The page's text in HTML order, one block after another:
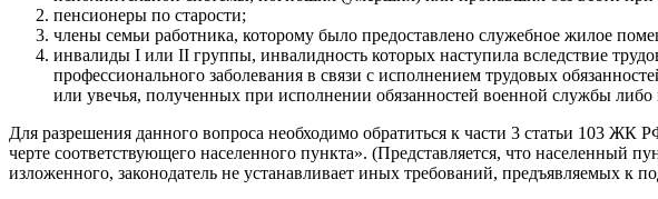
пенсионеры по старости;
члены семьи работника, которому было предоставлено служебное жилое
инвалиды I или II группы, инвалидность которых наступила вследствие
профессионального заболевания в связи с исполнением трудовых
или увечья, полученных при исполнении обязанностей военной службы либо
Для разрешения данного вопроса необходимо обратиться к части 3 статьи 103
черте соответствующего населенного пункта». (Представляется, что населенный
изложенного, законодатель не устанавливает иных требований, предъявляемых к